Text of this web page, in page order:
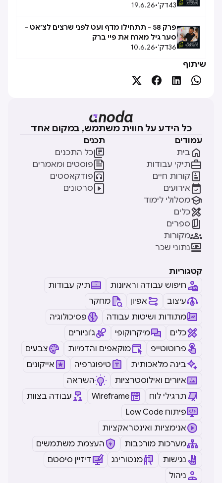
43דק׳•
19.6.26
פרק 58 - תתחילו מדף ועט לפני שרצים לצ׳אט -
סער גיל מארח את פיי ברק
36דק׳•
10.6.26
שיתוף




כל הידע על חווית משתמש, במקום אחד
עמודים
בית 
תיקי עבודות
קורות חיים 
אירועים 
מסלולי לימוד
כלים
ספרים 
מקורות
נתוני שכר
תכנים
כל התכנים
פוסטים ומאמרים
פודקאסטים
סרטונים
קטגוריות
חיפוש עבודה וראיונות
תיק עבודות
עיצוב
אפיון
מחקר
מתודות ושיטות עבודה
פסיכולוגיה
כלים
מיקרוקופי
ג'וניורים
פרוטוטייפ
מוקאפים והדמיות
צבעים
בינה מלאכותית
טיפוגרפיה
אייקונים
איורים ואילוסטרציות
השראה
תרגילי לוח
Wireframe
עבודה בצוות
Low Code פיתוח
אנימציות ואינטראקציות
מערכות מורכבות
העצמת משתמשים
נגישות
מנטורינג
דיזיין סיסטם
ניהול